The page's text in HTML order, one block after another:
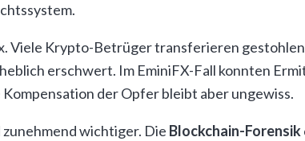
Viele Krypto-Betrüger transferieren
erschwert. Im EminiFX-Fall konnten
der Opfer bleibt aber ungewiss.
wichtiger. Die Blockchain-Forensik